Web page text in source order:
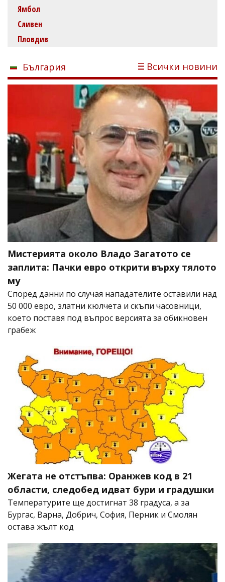
Ямбол
Сливен
Пловдив
България Всички новини
Мистерията около Владо Загатото се
заплита: Пачки евро открити върху тялото
му
Според данни по случая нападателите оставили над
50 000 евро, златни кюлчета и скъпи часовници,
което поставя под въпрос версията за обикновен
грабеж
Жегата не отстъпва: Оранжев код в 21
области, следобед идват бури и градушки
Температурите ще достигнат 38 градуса, а за
Бургас, Варна, Добрич, София, Перник и Смолян
остава жълт код